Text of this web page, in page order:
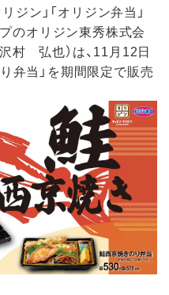
ジン」「オリジン弁当」
のオリジン東秀株式会
村 弘也）は、11月12日
弁当」を期間限定で販売